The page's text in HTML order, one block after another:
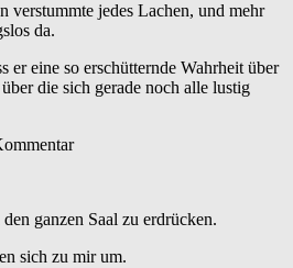
verstummte jedes Lachen, und mehr
da.
er eine so erschütternde Wahrheit über
die sich gerade noch alle lustig
ganzen Saal zu erdrücken.
sich zu mir um.